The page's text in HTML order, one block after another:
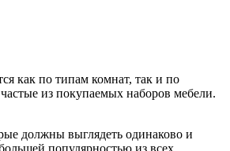
как по типам комнат, так и по
из покупаемых наборов мебели.
должны выглядеть одинаково и
популярностью из всех